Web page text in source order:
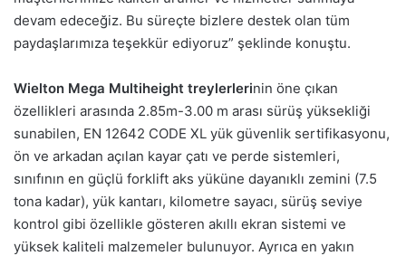
devam edeceğiz. Bu süreçte bizlere destek olan tüm
paydaşlarımıza teşekkür ediyoruz” şeklinde konuştu.
Wielton Mega Multiheight treylerlerinin öne çıkan
özellikleri arasında 2.85m-3.00 m arası sürüş yüksekliği
sunabilen, EN 12642 CODE XL yük güvenlik sertifikasyonu,
ön ve arkadan açılan kayar çatı ve perde sistemleri,
sınıfının en güçlü forklift aks yüküne dayanıklı zemini (7.5
tona kadar), yük kantarı, kilometre sayacı, sürüş seviye
kontrol gibi özellikle gösteren akıllı ekran sistemi ve
yüksek kaliteli malzemeler bulunuyor. Ayrıca en yakın